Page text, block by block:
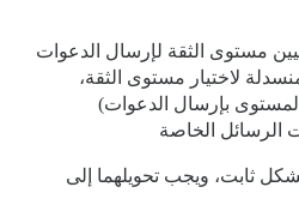
مستوى الثقة لإرسال الدعوات
لاختيار مستوى الثقة،
بإرسال الدعوات)
الرسائل الخاصة
ثابت، ويجب تحويلهما إلى